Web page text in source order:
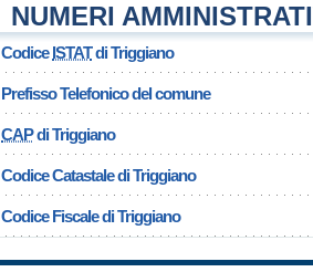
NUMERI
CodiceISTATdi Triggiano
Prefisso Telefonico del comune
CAPdi Triggiano
Codice Catastale di Triggiano
Codice Fiscale di Triggiano